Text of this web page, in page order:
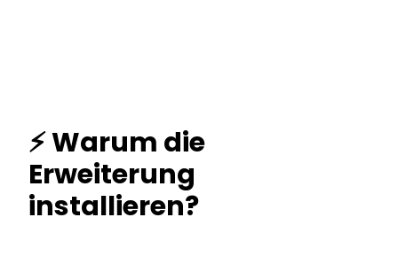
⚡ Warum die
Erweiterung
installieren?